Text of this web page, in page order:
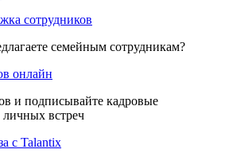
сотрудников
семейным сотрудникам?
онлайн
и подписывайте кадровые
личных встреч
с Talantix